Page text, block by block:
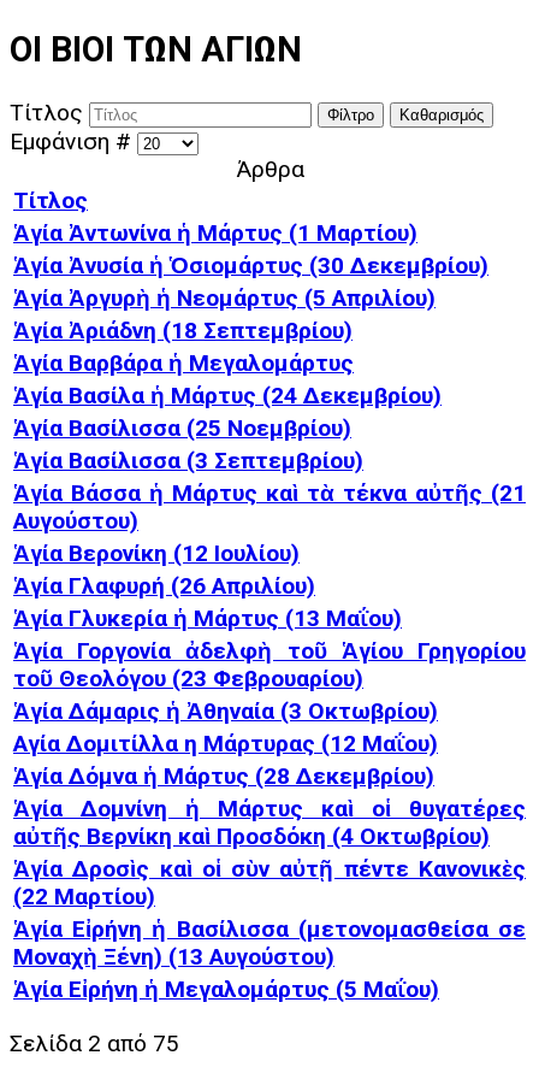
ΟΙ ΒΙΟΙ ΤΩΝ ΑΓΙΩΝ
Τίτλος Φίλτρο Καθαρισμός
Εμφάνιση #
Άρθρα
Τίτλος
Ἁγία Ἀντωνίνα ἡ Μάρτυς (1 Μαρτίου)
Ἁγία Ἀνυσία ἡ Ὁσιομάρτυς (30 Δεκεμβρίου)
Ἁγία Ἀργυρὴ ἡ Νεομάρτυς (5 Απριλίου)
Ἁγία Ἀριάδνη (18 Σεπτεμβρίου)
Ἁγία Βαρβάρα ἡ Μεγαλομάρτυς
Ἁγία Βασίλα ἡ Μάρτυς (24 Δεκεμβρίου)
Ἁγία Βασίλισσα (25 Νοεμβρίου)
Ἁγία Βασίλισσα (3 Σεπτεμβρίου)
Ἁγία Βάσσα ἡ Μάρτυς καὶ τὰ τέκνα αὐτῆς (21
Αυγούστου)
Ἁγία Βερονίκη (12 Ιουλίου)
Ἁγία Γλαφυρή (26 Απριλίου)
Ἁγία Γλυκερία ἡ Μάρτυς (13 Μαΐου)
Ἁγία Γοργονία ἀδελφὴ τοῦ Ἁγίου Γρηγορίου
τοῦ Θεολόγου (23 Φεβρουαρίου)
Ἁγία Δάμαρις ἡ Ἀθηναία (3 Οκτωβρίου)
Αγία Δομιτίλλα η Μάρτυρας (12 Μαΐου)
Ἁγία Δόμνα ἡ Μάρτυς (28 Δεκεμβρίου)
Ἁγία Δομνίνη ἡ Μάρτυς καὶ οἱ θυγατέρες
αὐτῆς Βερνίκη καὶ Προσδόκη (4 Οκτωβρίου)
Ἁγία Δροσὶς καὶ οἱ σὺν αὐτῇ πέντε Κανονικὲς
(22 Μαρτίου)
Ἁγία Εἰρήνη ἡ Βασίλισσα (μετονομασθείσα σε
Μοναχὴ Ξένη) (13 Αυγούστου)
Ἁγία Εἰρήνη ἡ Μεγαλομάρτυς (5 Μαΐου)
Σελίδα 2 από 75